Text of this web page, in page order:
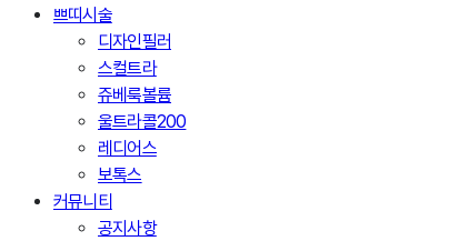
쁘띠시술
디자인필러
스컬트라
쥬베룩볼륨
울트라콜200
레디어스
보톡스
커뮤니티
공지사항